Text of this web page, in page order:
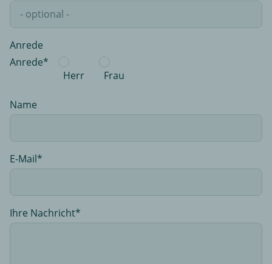
Anrede
Anrede*
Herr
Frau
Name
E-Mail
Ihre Nachricht